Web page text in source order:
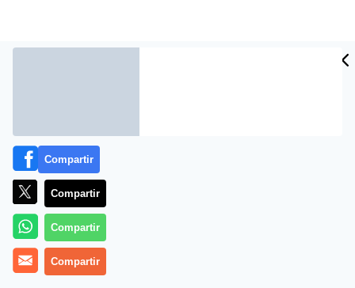
Más información
Compartir
Compartir
Compartir
Compartir